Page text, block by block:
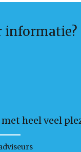
informatie?
heel veel